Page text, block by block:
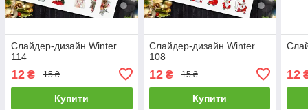
Слайдер-дизайн Winter
114
12 ₴ 15 ₴
Купити
Слайдер-дизайн Winter
108
12₴ 15 ₴
Купити
12